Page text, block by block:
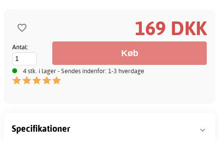
169 DKK
Antal:
4 stk. i lager - Sendes indenfor: 1-3 hverdage
Specifikationer